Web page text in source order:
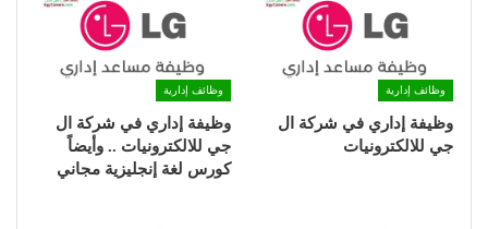
وظائف إدارية
وظيفة إداري في شركة ال
جي للالكترونيات
وظائف إدارية
وظيفة إداري في شركة ال
جي للالكترونيات .. وأيضاً
كورس لغة إنجليزية مجاني